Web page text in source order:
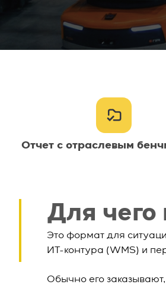
Отчет с отраслевым
Для чего
Это формат для
ИТ-контура (WMS) и
Обычно его